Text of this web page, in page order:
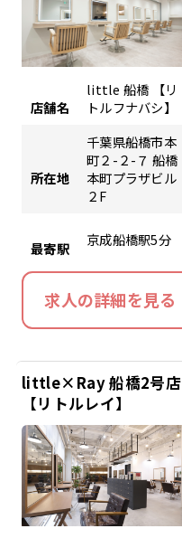
店舗名
little 船橋 【リ
トルフナバシ】
所在地
千葉県船橋市本
町２-２-７ 船橋
本町プラザビル
２F
最寄駅 京成船橋駅5分
求人の詳細を見る
little×Ray 船橋2号店
【リトルレイ】